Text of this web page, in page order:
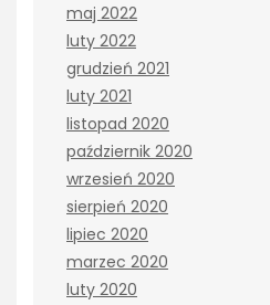
maj 2022
luty 2022
grudzień 2021
luty 2021
listopad 2020
październik 2020
wrzesień 2020
sierpień 2020
lipiec 2020
marzec 2020
luty 2020